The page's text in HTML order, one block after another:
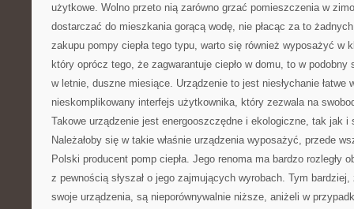
użytkowe. Wolno przeto nią zarówno grzać pomieszczenia w
dostarczać do mieszkania gorącą wodę, nie płacąc za to
zakupu pompy ciepła tego typu, warto się również wyposażyć w
który oprócz tego, że zagwarantuje ciepło w domu, to w
w letnie, duszne miesiące. Urządzenie to jest niesłychanie łatwe
nieskomplikowany interfejs użytkownika, który zezwala na
Takowe urządzenie jest energooszczędne i ekologiczne, tak jak i
Należałoby się w takie właśnie urządzenia wyposażyć, przede
Polski producent pomp ciepła. Jego renoma ma bardzo rozległy
z pewnością słyszał o jego zajmujących wyrobach. Tym
swoje urządzenia, są nieporównywalnie niższe, aniżeli w